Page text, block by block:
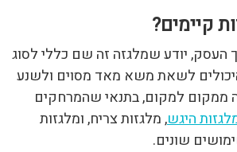
קיימים?
העסק, יודע שמלגזה זה שם כללי לסוג
לשאת משא מאד מסוים ולשנע
ממקום למקום, בתנאי שהמרחקים
היגש, מלגזות צריח, ומלגזות
שונים.